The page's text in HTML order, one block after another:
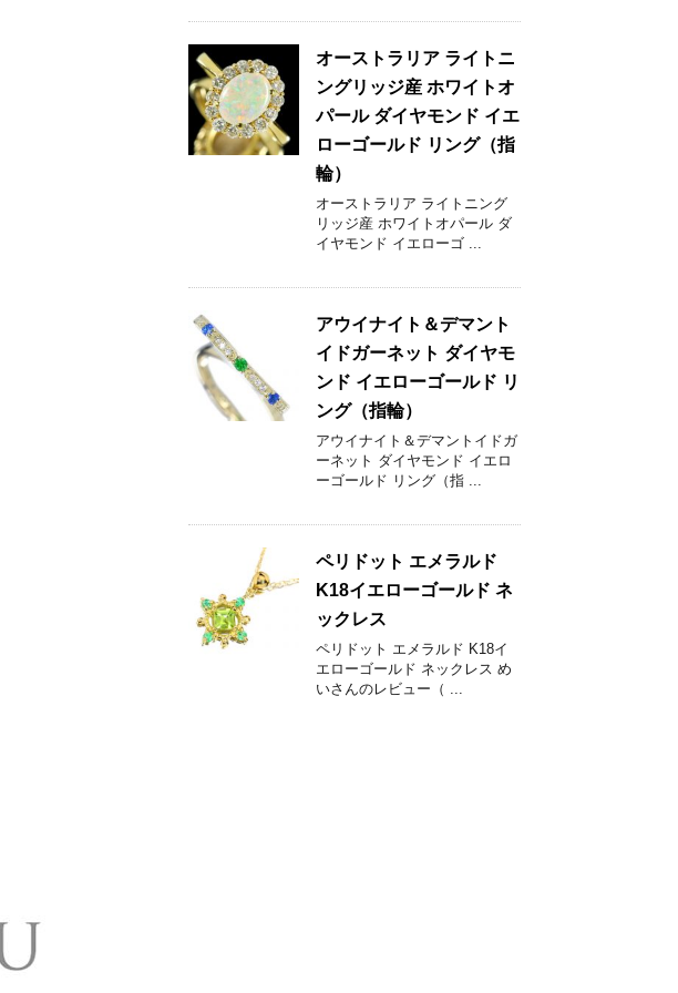
オーストラリア ライトニ
ングリッジ産 ホワイトオ
パール ダイヤモンド イエ
ローゴールド リング（指
輪）
オーストラリア ライトニング
リッジ産 ホワイトオパール ダ
イヤモンド イエローゴ ...
アウイナイト＆デマント
イドガーネット ダイヤモ
ンド イエローゴールド リ
ング（指輪）
アウイナイト＆デマントイドガ
ーネット ダイヤモンド イエロ
ーゴールド リング（指 ...
ペリドット エメラルド
K18イエローゴールド ネ
ックレス
ペリドット エメラルド K18イ
エローゴールド ネックレス め
いさんのレビュー（ ...